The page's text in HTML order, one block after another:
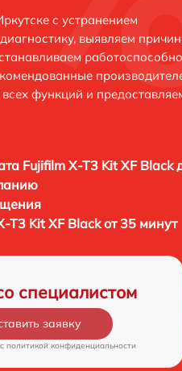
с устранением
выявляем
функций и
Fujifilm X-T3 Kit XF Black
T3 Kit XF Black от 35 минут
специалистом
заявку
политикой конфиденциальности